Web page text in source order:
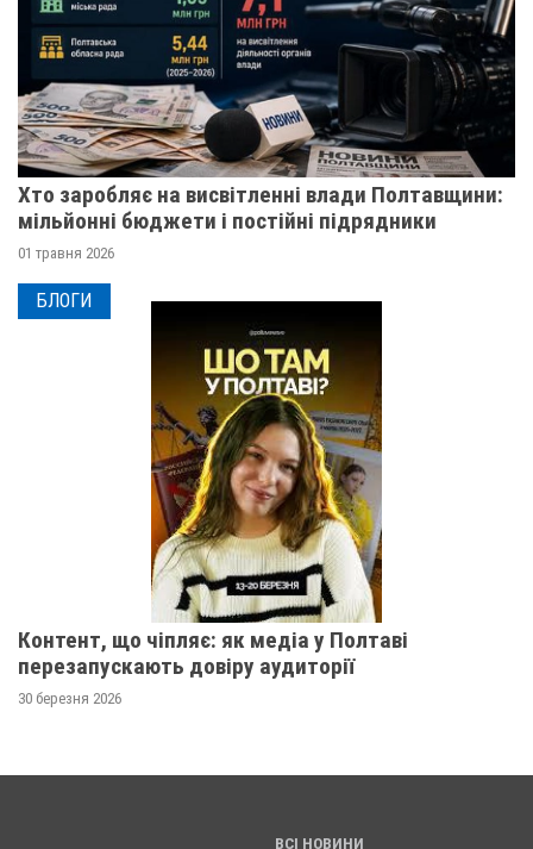
Хто заробляє на висвітленні влади Полтавщини:
мільйонні бюджети і постійні підрядники
01 травня 2026
БЛОГИ
Контент, що чіпляє: як медіа у Полтаві
перезапускають довіру аудиторії
30 березня 2026
ВСІ НОВИНИ